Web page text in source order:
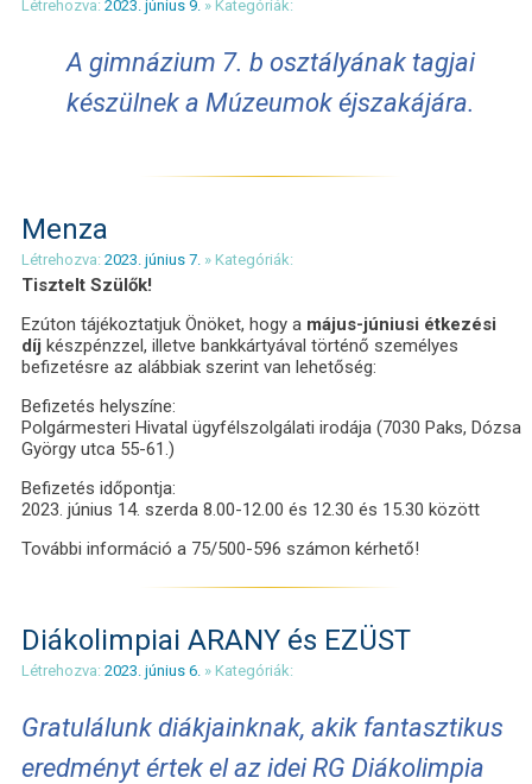
Létrehozva: 2023. június 9. » Kategóriák:
A gimnázium 7. b osztályának tagjai
készülnek a Múzeumok éjszakájára.
Menza
Létrehozva: 2023. június 7. » Kategóriák:
Tisztelt Szülők!
Ezúton tájékoztatjuk Önöket, hogy a május-júniusi étkezési
díj készpénzzel, illetve bankkártyával történő személyes
befizetésre az alábbiak szerint van lehetőség:
Befizetés helyszíne:
Polgármesteri Hivatal ügyfélszolgálati irodája (7030 Paks, Dózsa
György utca 55-61.)
Befizetés időpontja:
2023. június 14. szerda 8.00-12.00 és 12.30 és 15.30 között
További információ a 75/500-596 számon kérhető!
Diákolimpiai ARANY és EZÜST
Létrehozva: 2023. június 6. » Kategóriák:
Gratulálunk diákjainknak, akik fantasztikus
eredményt értek el az idei RG Diákolimpia